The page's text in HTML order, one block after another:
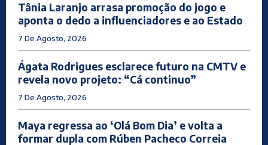
Tânia Laranjo arrasa promoção do jogo e
aponta o dedo a influenciadores e ao Estado
7 De Agosto, 2026
Ágata Rodrigues esclarece futuro na CMTV e
revela novo projeto: “Cá continuo”
7 De Agosto, 2026
Maya regressa ao ‘Olá Bom Dia’ e volta a
formar dupla com Rúben Pacheco Correia